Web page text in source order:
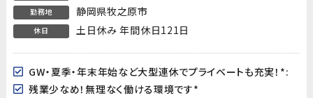
勤務地 静岡県牧之原市
休日 土日休み 年間休日121日
GW・夏季・年末年始など大型連休でプライベートも充実！*:
残業少なめ！無理なく働ける環境です*